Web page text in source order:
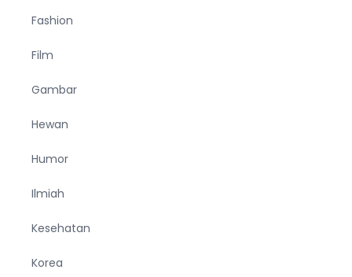
Fashion
Film
Gambar
Hewan
Humor
Ilmiah
Kesehatan
Korea